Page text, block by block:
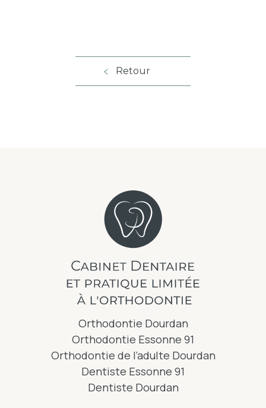
Retour
Orthodontie Dourdan
Orthodontie Essonne 91
Orthodontie de l’adulte Dourdan
Dentiste Essonne 91
Dentiste Dourdan